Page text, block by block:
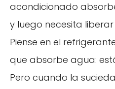
acondicionado
y luego necesita
Piense en el
que absorbe agua:
Pero cuando la